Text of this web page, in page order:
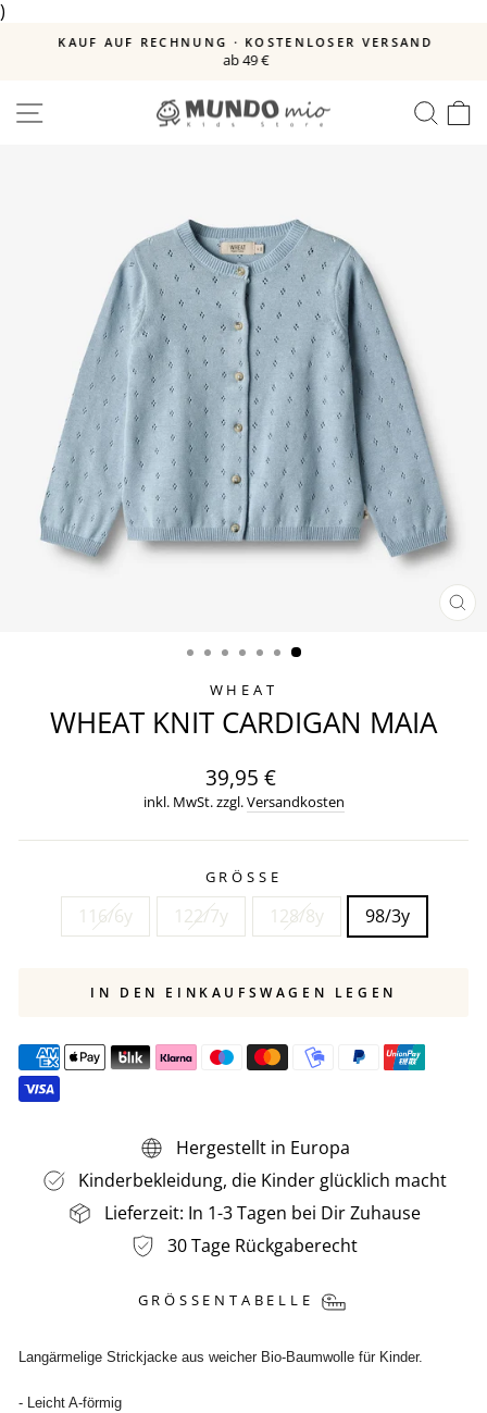
)
Pause
KAUF AUF RECHNUNG · KOSTENLOSER VERSAND
ab 49 €
SEITENNAVIGATION
WHEAT
WHEAT KNIT CARDIGAN MAIA
Normaler
Preis
39,95 €
inkl. MwSt. zzgl.Versandkosten
GRÖSSE
116/6y 122/7y 128/8y 98/3y
IN DEN EINKAUFSWAGEN LEGEN
Hergestellt in Europa
Kinderbekleidung, die Kinder glücklich macht
Lieferzeit: In 1-3 Tagen bei Dir Zuhause
30 Tage Rückgaberecht
GRÖSSENTABELLE
Langärmelige Strickjacke aus weicher Bio-Baumwolle für Kinder.
- Leicht A-förmig